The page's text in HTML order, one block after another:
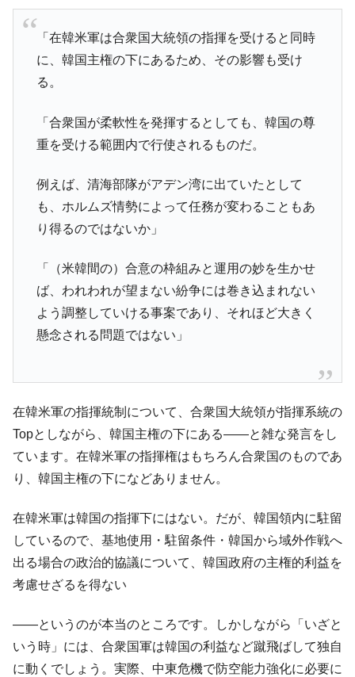
「在韓米軍は合衆国大統領の指揮を受けると同時
に、韓国主権の下にあるため、その影響も受け
る。
「合衆国が柔軟性を発揮するとしても、韓国の尊
重を受ける範囲内で行使されるものだ。
例えば、清海部隊がアデン湾に出ていたとして
も、ホルムズ情勢によって任務が変わることもあ
り得るのではないか」
「（米韓間の）合意の枠組みと運用の妙を生かせ
ば、われわれが望まない紛争には巻き込まれない
よう調整していける事案であり、それほど大きく
懸念される問題ではない」
在韓米軍の指揮統制について、合衆国大統領が指揮系統の
Topとしながら、韓国主権の下にある――と雑な発言をし
ています。在韓米軍の指揮権はもちろん合衆国のものであ
り、韓国主権の下になどありません。
在韓米軍は韓国の指揮下にはない。だが、韓国領内に駐留
しているので、基地使用・駐留条件・韓国から域外作戦へ
出る場合の政治的協議について、韓国政府の主権的利益を
考慮せざるを得ない
――というのが本当のところです。しかしながら「いざと
いう時」には、合衆国軍は韓国の利益など蹴飛ばして独自
に動くでしょう。実際、中東危機で防空能力強化に必要に